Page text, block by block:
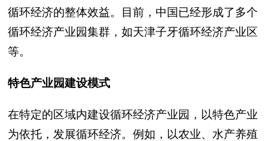
循环经济的整体效益。目前，中国已经形成了多个
循环经济产业园集群，如天津子牙循环经济产业区
等。
特色产业园建设模式
在特定的区域内建设循环经济产业园，以特色产业
为依托，发展循环经济。例如，以农业、水产养殖